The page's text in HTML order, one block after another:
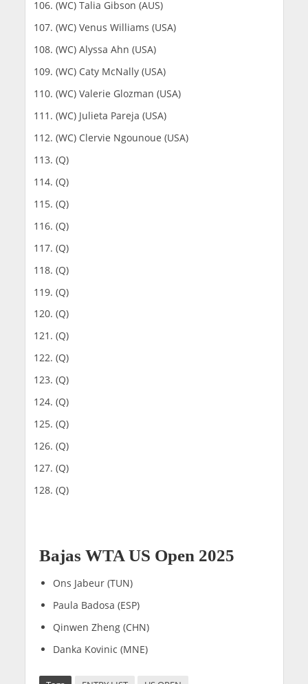
(WC) Talia Gibson (AUS)
(WC) Venus Williams (USA)
(WC) Alyssa Ahn (USA)
(WC) Caty McNally (USA)
(WC) Valerie Glozman (USA)
(WC) Julieta Pareja (USA)
(WC) Clervie Ngounoue (USA)
(Q)
(Q)
(Q)
(Q)
(Q)
(Q)
(Q)
(Q)
(Q)
(Q)
(Q)
(Q)
(Q)
(Q)
(Q)
(Q)
Bajas WTA US Open 2025
Ons Jabeur (TUN)
Paula Badosa (ESP)
Qinwen Zheng (CHN)
Danka Kovinic (MNE)